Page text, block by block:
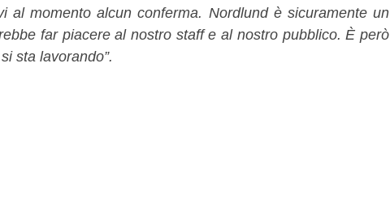
al momento alcun conferma. Nordlund è sicuramente un
far piacere al nostro staff e al nostro pubblico. È però
sta lavorando”.